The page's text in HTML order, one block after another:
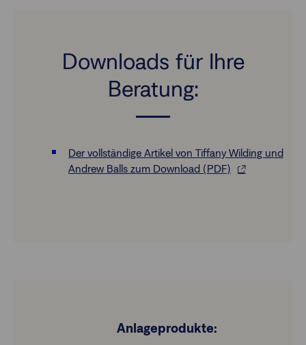
Downloads für Ihre
Beratung:
Der vollständige Artikel von Tiffany Wilding und
Andrew Balls zum Download (PDF)
Anlageprodukte: